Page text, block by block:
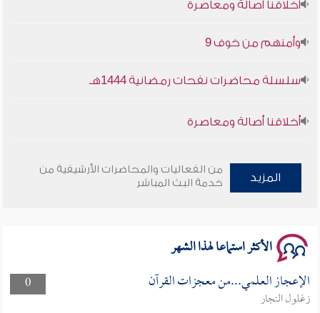
سلسلة محاضرات نفحات رمضانية 1444هـ
المزيد
من الفعاليات والمحاضرات الأرشيفية من
خدمة البث المباشر
الأكثر استماعا لهذا الشهر
0 الإعجاز العلمي...من معجزات القرآن
زغلول النجار